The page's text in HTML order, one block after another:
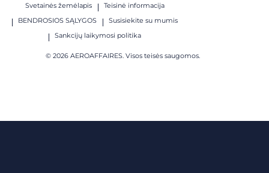
Svetainės žemėlapis
Teisinė informacija
BENDROSIOS SĄLYGOS
Susisiekite su mumis
Sankcijų laikymosi politika
© 2026 AEROAFFAIRES. Visos teisės saugomos.